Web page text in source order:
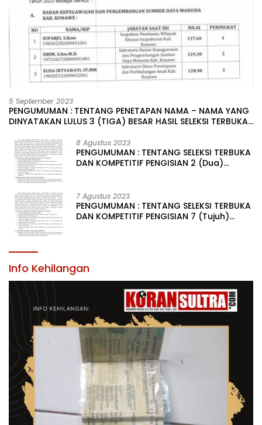
5 September 2023
PENGUMUMAN : TENTANG PENETAPAN NAMA – NAMA YANG
DINYATAKAN LULUS 3 (TIGA) BESAR HASIL SELEKSI TERBUKA
LINGKUNGAN PEMERINTAH DAERAH KABUPATEN KONAWE
8 Agustus 2023
PENGUMUMAN : TENTANG SELEKSI TERBUKA
DAN KOMPETITIF PENGISIAN 2 (Dua)
KABUPATEN KONAWE
7 Agustus 2023
PENGUMUMAN : TENTANG SELEKSI TERBUKA
DAN KOMPETITIF PENGISIAN 7 (Tujuh)
Info Kehilangan